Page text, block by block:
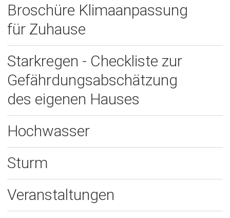
Broschüre Klimaanpassung
für Zuhause
Starkregen - Checkliste zur
Gefährdungsabschätzung
des eigenen Hauses
Hochwasser
Sturm
Veranstaltungen